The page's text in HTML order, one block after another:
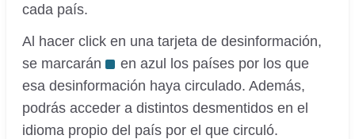
cada país.
Al hacer click en una tarjeta de desinformación,
se marcarán
en azul los países por los que
esa desinformación haya circulado. Además,
podrás acceder a distintos desmentidos en el
idioma propio del país por el que circuló.